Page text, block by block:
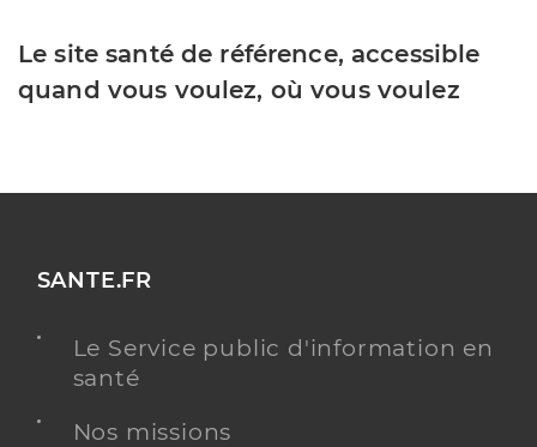
Le site santé de référence, accessible
quand vous voulez, où vous voulez
SANTE.FR
Le Service public d'information en
santé
Nos missions